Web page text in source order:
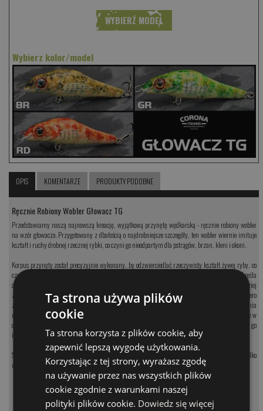
WYBIERZ MODEL
Wybierz kolor/model
OPIS KOMENTARZE PRODUKTY PODOBNE
Ręcznie Robiony Wobler Głowacz TG
Przedstawiamy naszą najnowszą kreację, wyjątkową przynętę wędkarską - ręcznie robiony wobler
na wzór głowacza. Przygotowany z dbałością o najdrobniejsze szczegóły, ten wobler wiernie imituje
kształt i ruchy drobnej rzecznej rybki, co czyni go nieodpartym dla pstrągów, brzan, kleni i okoni.
Korpus przynęty został precyzyjnie wykonany, by odzwierciedlać rzeczywisty kształt żywej ryby, co
czyni go niezwykle realistycznym. Jego charakterystyczna faktura dodatkowo podkreśla
autentyczność, a wyjątkowo piękne malowanie przyciąga uwagę ryb, nawet w najbardziej
zatłoczonych rzekach. Niezależnie od tego, czy jesteś doświadczonym wędkarzem, czy dopiero
zaczynasz swoją przygodę z wędkarstwem, ten wobler jest idealnym narzędziem do złowienia
wymarzonej ryby. Dzięki mocnej i wyraźnej pracy podczas rzutu, jest niezwykle efektywny i łatwy w
obsłudze. Jego wyjątkowa lotność pozwala na osiągnięcie imponujących odległości rzutu, co czyni go
idealnym dla wędkarstwa rzecznego.
Sprawdź na swojej rzece nasz wobler TG Głowacz i odkryj skuteczność tej przynęty. To nie tylko
wobler, to prawdziwe dzieło sztuki!
CENA
47.00 PLN - + PARAMETRY
Ta strona używa plików
cookie
Ta strona korzysta z plików cookie, aby
zapewnić lepszą wygodę użytkowania.
Korzystając z tej strony, wyrażasz zgodę
na używanie przez nas wszystkich plików
cookie zgodnie z warunkami naszej
polityki plików cookie. Dowiedz się więcej